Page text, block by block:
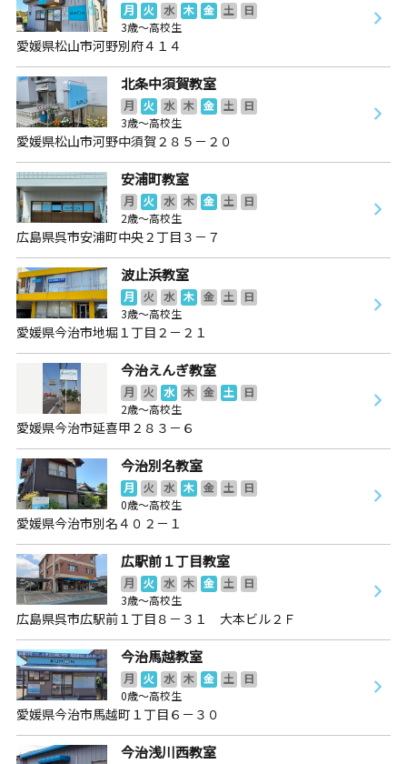
月 火 水 木 金 土
日
3歳～高校生
愛媛県松山市河野別府４１４
北条中須賀教室
月 火 水 木 金 土
日
3歳～高校生
愛媛県松山市河野中須賀２８５－２０
安浦町教室
月 火 水 木 金 土
日
2歳～高校生
広島県呉市安浦町中央２丁目３－７
波止浜教室
月 火 水 木 金 土
日
3歳～高校生
愛媛県今治市地堀１丁目２－２１
今治えんぎ教室
月 火 水 木 金 土
日
2歳～高校生
愛媛県今治市延喜甲２８３－６
今治別名教室
月 火 水 木 金 土
日
0歳～高校生
愛媛県今治市別名４０２－１
広駅前１丁目教室
月 火 水 木 金 土
日
3歳～高校生
広島県呉市広駅前１丁目８－３１ 大本ビル２Ｆ
今治馬越教室
月 火 水 木 金 土
日
0歳～高校生
愛媛県今治市馬越町１丁目６－３０
今治浅川西教室